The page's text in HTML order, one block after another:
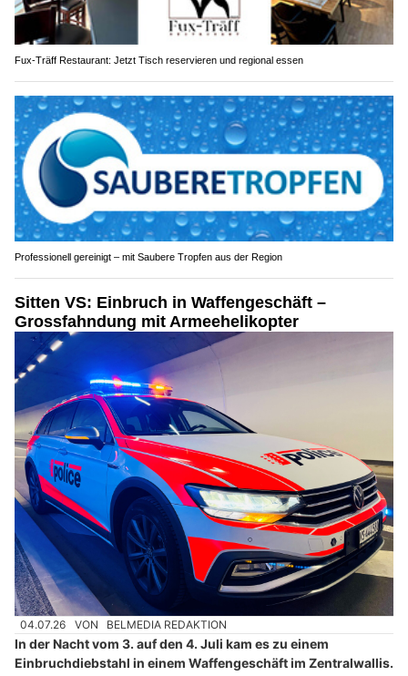
Fux-Träff Restaurant: Jetzt Tisch reservieren und regional essen
Professionell gereinigt – mit Saubere Tropfen aus der Region
Sitten VS: Einbruch in Waffengeschäft –
Grossfahndung mit Armeehelikopter
04.07.26 VON BELMEDIA REDAKTION
In der Nacht vom 3. auf den 4. Juli kam es zu einem
Einbruchdiebstahl in einem Waffengeschäft im Zentralwallis.